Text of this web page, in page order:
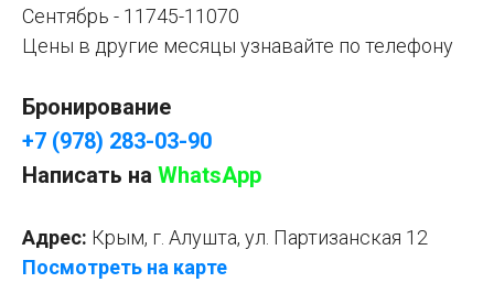
Сентябрь - 11745-11070
Цены в другие месяцы узнавайте по телефону
Бронирование
+7 (978) 283-03-90
Написать на WhatsApp
Адрес: Крым, г. Алушта, ул. Партизанская 12
Посмотреть на карте